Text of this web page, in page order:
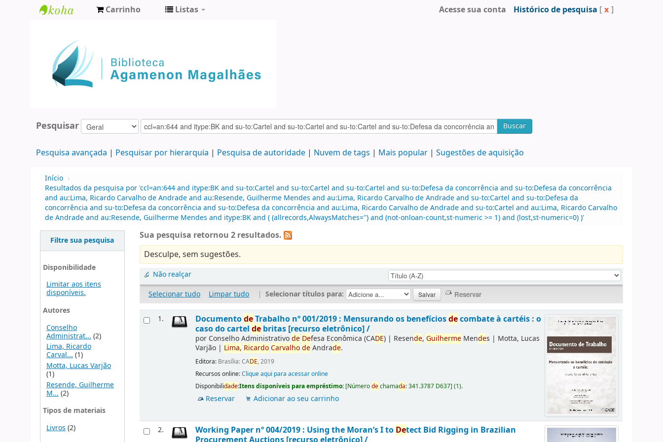
Agamenon
Magalhães
Carrinho Listas Acesse sua conta Histórico de pesquisa [ x ]
Pesquisar Buscar
Pesquisa avançada Pesquisar por hierarquia Pesquisa de autoridade Nuvem de tags Mais popular Sugestões de aquisição
Início ›
Resultados da pesquisa por 'ccl=an:644 and itype:BK and su-to:Cartel and su-to:Cartel and su-to:Cartel and su-to:Defesa da concorrência and su-to:Defesa da concorrência
and au:Lima, Ricardo Carvalho de Andrade and au:Resende, Guilherme Mendes and au:Lima, Ricardo Carvalho de Andrade and su-to:Cartel and su-to:Defesa da
concorrência and su-to:Defesa da concorrência and su-to:Defesa da concorrência and au:Lima, Ricardo Carvalho de Andrade and su-to:Cartel and au:Lima, Ricardo Carvalho
de Andrade and au:Resende, Guilherme Mendes and itype:BK and ( (allrecords,AlwaysMatches='') and (not-onloan-count,st-numeric >= 1) and (lost,st-numeric=0) )'
Filtre sua pesquisa
Disponibilidade
Limitar aos itens
disponíveis.
Autores
Conselho
Administrat... (2)
Lima, Ricardo
Carval...(1)
Motta, Lucas Varjão
(1)
Resende, Guilherme
M... (2)
Tipos de materiais
Livros (2)
Sua pesquisa retornou 2 resultados.
Desculpe, sem sugestões.
Não realçar
Selecionar tudo
Limpar tudo | Selecionar títulos para:
1. DocumentodeTrabalho nº 001/2019 : Mensurando os benefíciosdecombate à cartéis : o
caso do cartelde britas [recurso eletrônico] /
por Conselho Administrativode Defesa Econômica (CADE) | Resende,Guilherme Mendes | Motta, Lucas
Varjão | Lima, RicardoCarvalhodeAndrade.
Editora: Brasília: CADE, 2019
Recursos online:Clique aqui para acessar online
Disponibilidade:Itens disponíveis para empréstimo: [Númerodechamada:341.3787 D637](1).
Reservar Adicionar ao seu carrinho
2. Working Paper nº 004/2019 : Using the Moran’s I to Detect Bid Rigging in Brazilian